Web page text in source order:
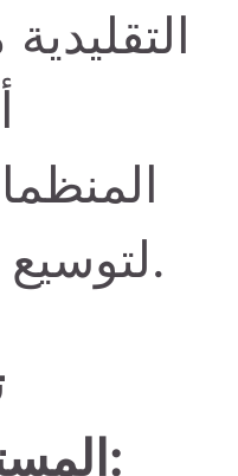
لتوسيع نطاق وصولك.
المستخدم والدعاية: